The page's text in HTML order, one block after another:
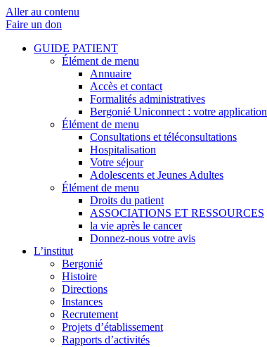
Aller au contenu
Faire un don
GUIDE PATIENT
Élément de menu
Annuaire
Accès et contact
Formalités administratives
Bergonié Uniconnect : votre application
Élément de menu
Consultations et téléconsultations
Hospitalisation
Votre séjour
Adolescents et Jeunes Adultes
Élément de menu
Droits du patient
ASSOCIATIONS ET RESSOURCES
la vie après le cancer
Donnez-nous votre avis
L’institut
Bergonié
Histoire
Directions
Instances
Recrutement
Projets d’établissement
Rapports d’activités